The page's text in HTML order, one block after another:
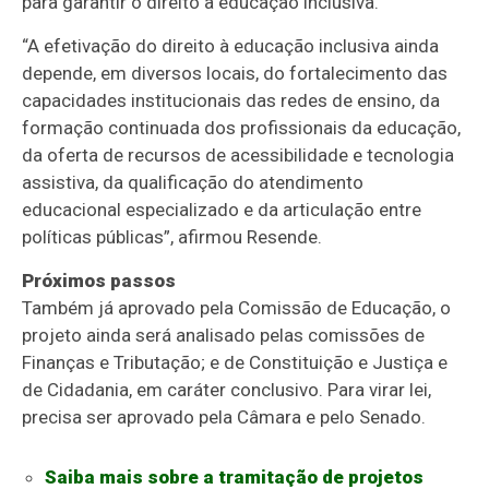
“A efetivação do direito à educação inclusiva ainda
depende, em diversos locais, do fortalecimento das
capacidades institucionais das redes de ensino, da
formação continuada dos profissionais da educação,
da oferta de recursos de acessibilidade e tecnologia
assistiva, da qualificação do atendimento
educacional especializado e da articulação entre
políticas públicas”, afirmou Resende.
Próximos passos
Também já aprovado pela Comissão de Educação, o
projeto ainda será analisado pelas comissões de
Finanças e Tributação; e de Constituição e Justiça e
de Cidadania, em caráter conclusivo. Para virar lei,
precisa ser aprovado pela Câmara e pelo Senado.
Saiba mais sobre a tramitação de projetos